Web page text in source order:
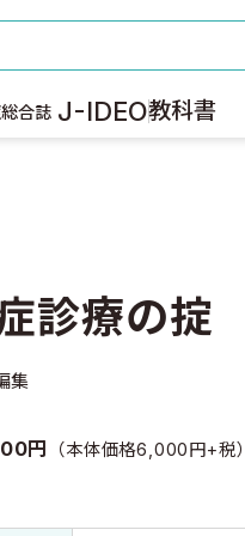
合誌 J-IDEO教科書
診療の掟
集
円 （本体価格6,000円+税）